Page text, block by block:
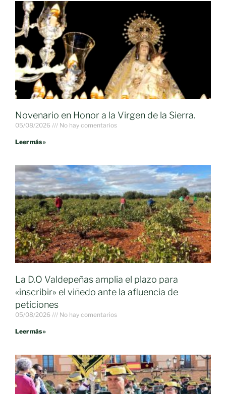
Novenario en Honor a la Virgen de la Sierra.
05/08/2026 No hay comentarios
Leer más »
La D.O Valdepeñas amplia el plazo para
«inscribir» el viñedo ante la afluencia de
peticiones
05/08/2026 No hay comentarios
Leer más »